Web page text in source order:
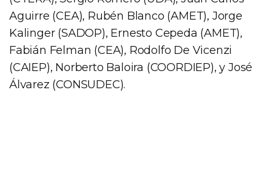
Aguirre (CEA), Rubén Blanco (AMET), Jorge
Kalinger (SADOP), Ernesto Cepeda (AMET),
Fabián Felman (CEA), Rodolfo De Vicenzi
(CAIEP), Norberto Baloira (COORDIEP), y José
Álvarez (CONSUDEC).